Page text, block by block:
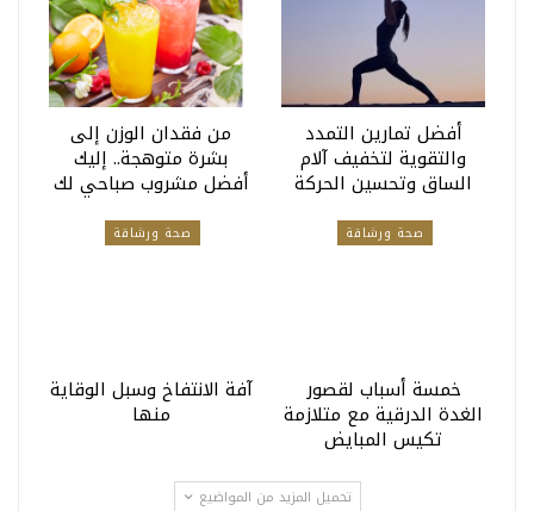
أفضل تمارين التمدد
والتقوية لتخفيف آلام
الساق وتحسين الحركة
من فقدان الوزن إلى
بشرة متوهجة.. إليك
أفضل مشروب صباحي لك
صحة ورشاقة
خمسة أسباب لقصور
الغدة الدرقية مع متلازمة
تكيس المبايض
صحة ورشاقة
آفة الانتفاخ وسبل الوقاية
منها
تحميل المزيد من المواضيع